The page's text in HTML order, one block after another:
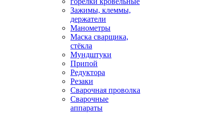
Зажимы, клеммы,
держатели
Манометры
Маска сварщика,
стёкла
Мундштуки
Припой
Редуктора
Резаки
Сварочная проволка
Сварочные
аппараты